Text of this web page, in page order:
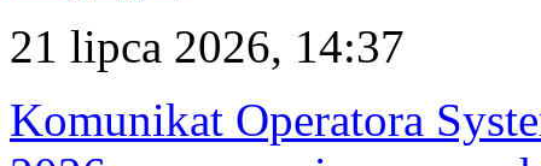
21 lipca 2026, 14:37
Komunikat Operatora